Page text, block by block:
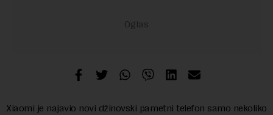
Xiaomi je najavio novi džinovski pametni telefon samo nekoliko